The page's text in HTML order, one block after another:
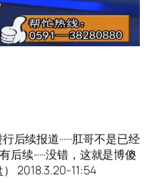
续报道······肛哥不是已经
续······没错，这就是博傻
） 2018.3.20-11:54